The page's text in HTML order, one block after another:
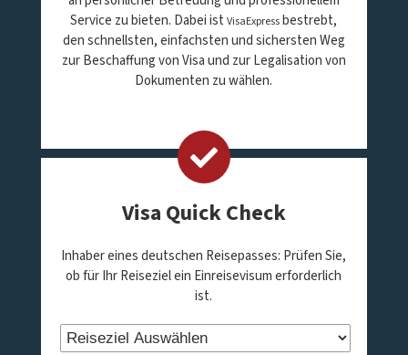
Service zu bieten. Dabei istVisaExpressbestrebt,
den schnellsten, einfachsten und sichersten Weg
zur Beschaffung von Visa und zur Legalisation von
Dokumenten zu wählen.
Visa Quick Check
Inhaber eines deutschen Reisepasses: Prüfen Sie,
ob für Ihr Reiseziel ein Einreisevisum erforderlich
ist.